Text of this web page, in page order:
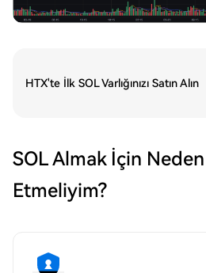
HTX'te İlk SOL Varlığınızı Satın Alın
SOL Almak İçin
Etmeliyim?